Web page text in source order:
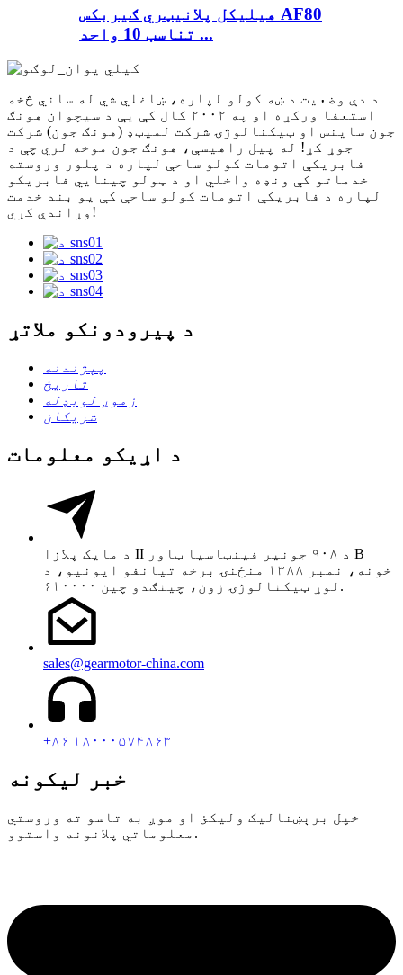
هیلیکل پلانیټري ګیربکس AF80
تناسب 10 واحد ...
د دې وضعیت د ښه کولو لپاره، ښاغلي شي له ساني څخه
استعفا ورکړه او په ۲۰۰۲ کال کې یې د سیچوان هونګ
جون ساینس او ​​ټیکنالوژۍ شرکت لمیټډ (هونګ جون) شرکت
جوړ کړ! له پیل راهیسې، هونګ جون موخه لري چې د
فابریکې اتومات کولو ساحې لپاره د پلور وروسته
خدماتو کې ونډه واخلي او د ټولو چینایي فابریکو
لپاره د فابریکې اتومات کولو ساحې کې یو بند خدمت
وړاندې کړي!
د پیرودونکو ملاتړ
پېژندنه
تاریخ
زموږ لوبډله
شریکان
د اړیکو معلومات
د مایک پلازا II د ۹۰۸ جونیر فینټاسیا ټاور B
خونه، نمبر ۱۳۸۸ منځنۍ برخه تیانفو ایونیو، د
لوړ ټیکنالوژۍ زون، چینګدو چین ۶۱۰۰۰۰.
sales@gearmotor-china.com
+۸۶ ۱۸۰۰۰۵۷۴۸۶۳
خبر لیکونه
خپل برېښنالیک ولیکئ او موږ به تاسو ته وروستي
معلوماتي پلانونه واستوو.